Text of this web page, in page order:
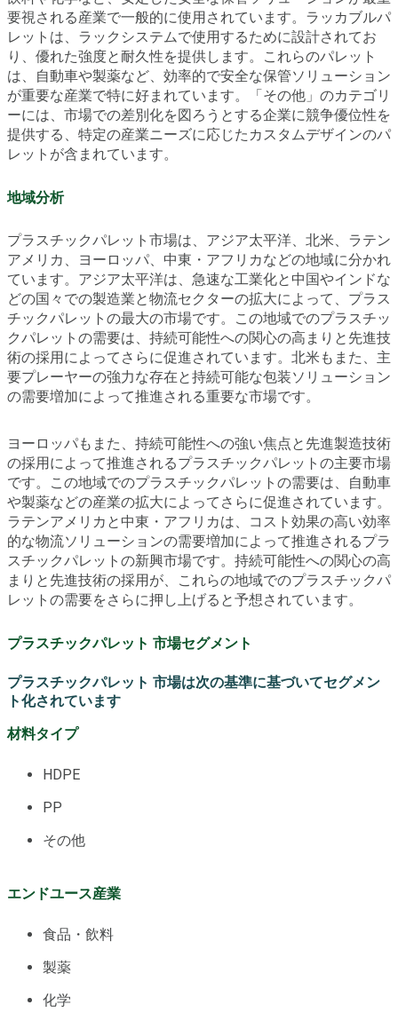
要視される産業で一般的に使用されています。ラッカブルパ
レットは、ラックシステムで使用するために設計されてお
り、優れた強度と耐久性を提供します。これらのパレット
は、自動車や製薬など、効率的で安全な保管ソリューション
が重要な産業で特に好まれています。「その他」のカテゴリ
ーには、市場での差別化を図ろうとする企業に競争優位性を
提供する、特定の産業ニーズに応じたカスタムデザインのパ
レットが含まれています。
地域分析
プラスチックパレット市場は、アジア太平洋、北米、ラテン
アメリカ、ヨーロッパ、中東・アフリカなどの地域に分かれ
ています。アジア太平洋は、急速な工業化と中国やインドな
どの国々での製造業と物流セクターの拡大によって、プラス
チックパレットの最大の市場です。この地域でのプラスチッ
クパレットの需要は、持続可能性への関心の高まりと先進技
術の採用によってさらに促進されています。北米もまた、主
要プレーヤーの強力な存在と持続可能な包装ソリューション
の需要増加によって推進される重要な市場です。
ヨーロッパもまた、持続可能性への強い焦点と先進製造技術
の採用によって推進されるプラスチックパレットの主要市場
です。この地域でのプラスチックパレットの需要は、自動車
や製薬などの産業の拡大によってさらに促進されています。
ラテンアメリカと中東・アフリカは、コスト効果の高い効率
的な物流ソリューションの需要増加によって推進されるプラ
スチックパレットの新興市場です。持続可能性への関心の高
まりと先進技術の採用が、これらの地域でのプラスチックパ
レットの需要をさらに押し上げると予想されています。
プラスチックパレット 市場セグメント
プラスチックパレット 市場は次の基準に基づいてセグメン
ト化されています
材料タイプ
HDPE
PP
その他
エンドユース産業
食品・飲料
製薬
化学